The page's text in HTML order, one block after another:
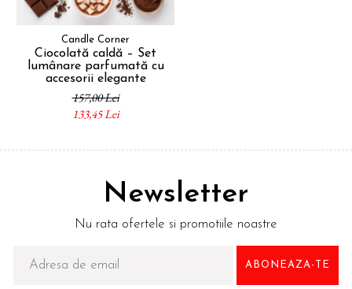
Candle Corner
Ciocolată caldă – Set
lumânare parfumată cu
accesorii elegante
157,00 Lei
133,45 Lei
Newsletter
Nu rata ofertele si promotiile noastre